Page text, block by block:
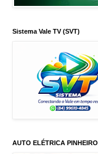
Sistema Vale TV (SVT)
AUTO ELÉTRICA PINHEIRO